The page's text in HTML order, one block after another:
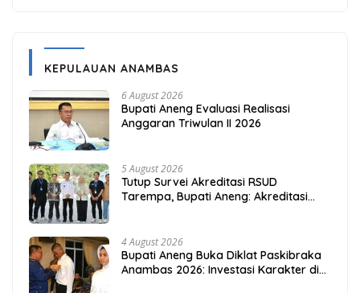
KEPULAUAN ANAMBAS
6 August 2026
Bupati Aneng Evaluasi Realisasi
Anggaran Triwulan II 2026
5 August 2026
Tutup Survei Akreditasi RSUD
Tarempa, Bupati Aneng: Akreditasi
4 August 2026
Bupati Aneng Buka Diklat Paskibraka
Anambas 2026: Investasi Karakter di